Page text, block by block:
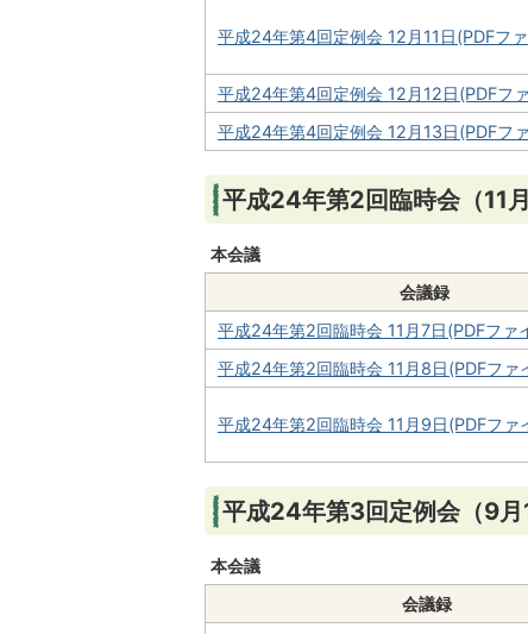
平成24年第4回定例会 12月11日(PDFフ
平成24年第4回定例会 12月12日(PDFフ
平成24年第4回定例会 12月13日(PDFフ
平成24年第2回臨時会（11
本会議
会議録
平成24年第2回臨時会 11月7日(PDFファ
平成24年第2回臨時会 11月8日(PDFファ
平成24年第2回臨時会 11月9日(PDFファ
平成24年第3回定例会（9月
本会議
会議録